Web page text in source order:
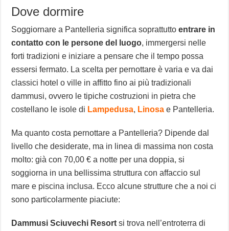
Dove dormire
Soggiornare a Pantelleria significa soprattuttoentrare in
contatto con le persone del luogo, immergersi nelle
forti tradizioni e iniziare a pensare che il tempo possa
essersi fermato. La scelta per pernottare è varia e va dai
classici hotel o ville in affitto fino ai più tradizionali
dammusi, ovvero le tipiche costruzioni in pietra che
costellano le isole di Lampedusa, Linosa e Pantelleria.
Ma quanto costa pernottare a Pantelleria? Dipende dal
livello che desiderate, ma in linea di massima non costa
molto: già con 70,00 € a notte per una doppia, si
soggiorna in una bellissima struttura con affaccio sul
mare e piscina inclusa. Ecco alcune strutture che a noi ci
sono particolarmente piaciute:
Dammusi Sciuvechi Resort si trova nell’entroterra di